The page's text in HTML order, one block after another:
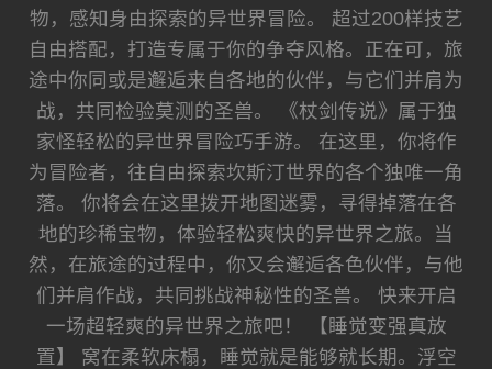
物，感知身由探索的异世界冒险。 超过200样技艺
自由搭配，打造专属于你的争夺风格。正在可，旅
途中你同或是邂逅来自各地的伙伴，与它们并肩为
战，共同检验莫测的圣兽。 《杖剑传说》属于独
家怪轻松的异世界冒险巧手游。 在这里，你将作
为冒险者，往自由探索坎斯汀世界的各个独唯一角
落。 你将会在这里拨开地图迷雾，寻得掉落在各
地的珍稀宝物，体验轻松爽快的异世界之旅。当
然，在旅途的过程中，你又会邂逅各色伙伴，与他
们并肩作战，共同挑战神秘性的圣兽。 快来开启
一场超轻爽的异世界之旅吧！ 【睡觉变强真放
置】 窝在柔软床榻，睡觉就是能够就长期。浮空